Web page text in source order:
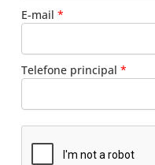
E-mail *
Telefone principal *